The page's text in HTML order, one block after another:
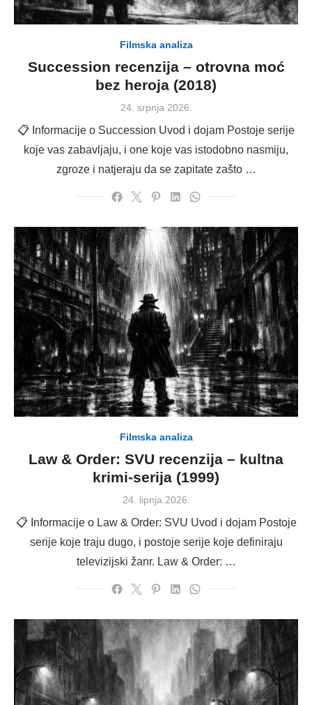
Filmska analiza
Succession recenzija – otrovna moć
bez heroja (2018)
Posted
24. srpnja 2026.
📋 Informacije o Succession Uvod i dojam Postoje serije
koje vas zabavljaju, i one koje vas istodobno nasmiju,
zgroze i natjeraju da se zapitate zašto …
Filmska analiza
Law & Order: SVU recenzija – kultna
krimi-serija (1999)
Posted
24. lipnja 2026.
📋 Informacije o Law & Order: SVU Uvod i dojam Postoje
serije koje traju dugo, i postoje serije koje definiraju
televizijski žanr. Law & Order: …